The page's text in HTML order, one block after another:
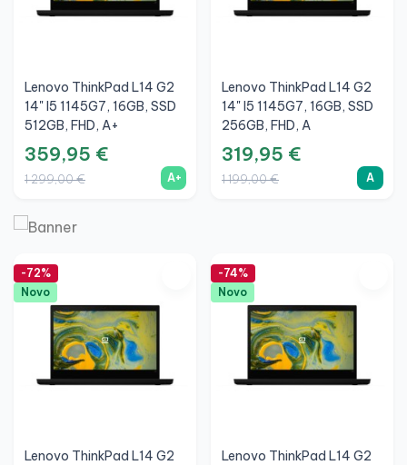
Lenovo ThinkPad L14 G2
14" I5 1145G7, 16GB, SSD
512GB, FHD, A+
359,95 €
1 299,00 € A+
Lenovo ThinkPad L14 G2
14" I5 1145G7, 16GB, SSD
256GB, FHD, A
319,95 €
1 199,00 € A
-72%
Novo
Lenovo ThinkPad L14 G2
-74%
Novo
Lenovo ThinkPad L14 G2